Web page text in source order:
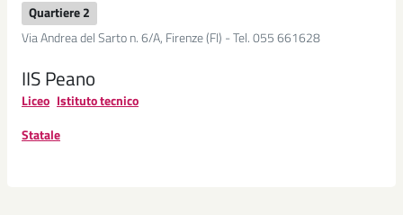
Quartiere 2
Via Andrea del Sarto n. 6/A, Firenze (FI) - Tel. 055 661628
IIS Peano
Liceo Istituto tecnico
Statale